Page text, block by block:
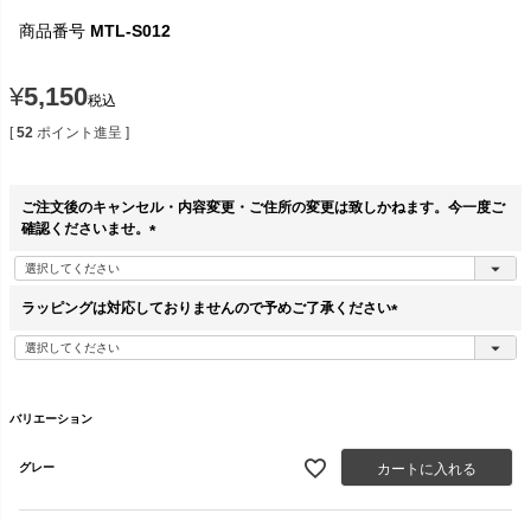
商品番号 MTL-S012
¥5,150税込
[ 52 ポイント進呈 ]
ご注文後のキャンセル・内容変更・ご住所の変更は致しかねます。今一度ご
確認くださいませ。
(
必
ラッピングは対応しておりませんので予めご了承ください
(
必
バリエーション
グレー カートに入れる